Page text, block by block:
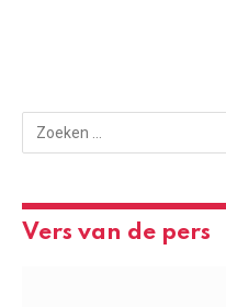
Vers van de pers